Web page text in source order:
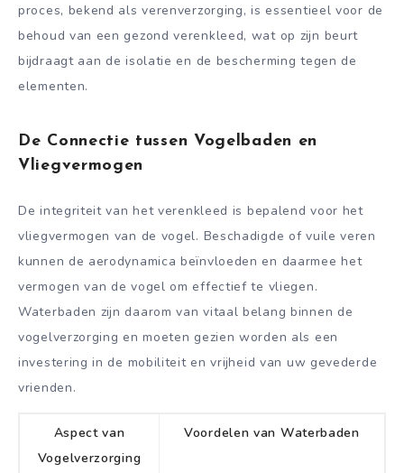
proces, bekend als verenverzorging, is essentieel voor de
behoud van een gezond verenkleed, wat op zijn beurt
bijdraagt aan de isolatie en de bescherming tegen de
elementen.
De Connectie tussen Vogelbaden en
Vliegvermogen
De integriteit van het verenkleed is bepalend voor het
vliegvermogen van de vogel. Beschadigde of vuile veren
kunnen de aerodynamica beïnvloeden en daarmee het
vermogen van de vogel om effectief te vliegen.
Waterbaden zijn daarom van vitaal belang binnen de
vogelverzorging en moeten gezien worden als een
investering in de mobiliteit en vrijheid van uw gevederde
vrienden.
Aspect van
Vogelverzorging
Voordelen van Waterbaden